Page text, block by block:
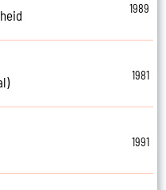
1989
1981
1991